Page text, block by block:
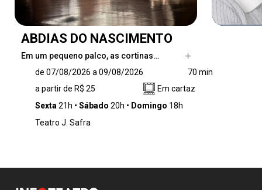
ABDIAS DO NASCIMENTO
Em um pequeno palco, as cortinas…
fechadas, é o primeiro dia de ensaio de uma
peça que pretende não apenas revisitar a
história de um dos maiores ícones da luta pela
as emoções, os desafios e as vivências de
de 07/08/2026 a 09/08/2026
70 min
a partir de R$ 25
Em cartaz
Sexta 21h Sábado 20h Domingo 18h
Teatro J. Safra